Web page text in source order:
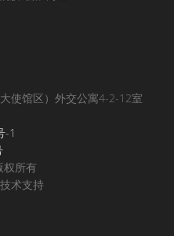
使馆区）外交公寓4-2-12室
-1
所有
术支持